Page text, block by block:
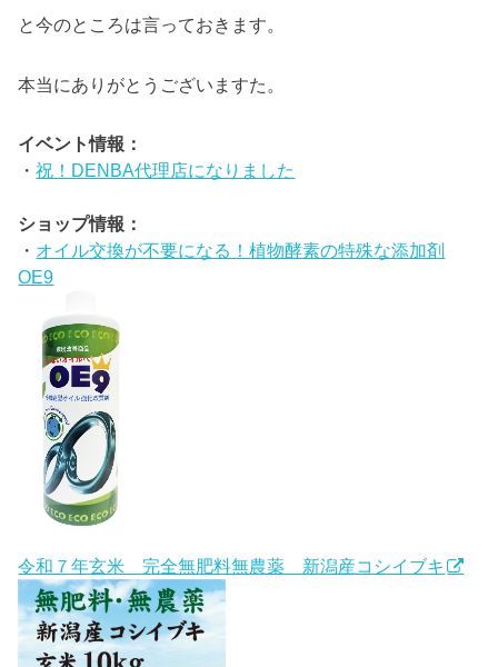
と今のところは言っておきます。
本当にありがとうございますた。
イベント情報：
・祝！DENBA代理店になりました
ショップ情報：
・ オイル交換が不要になる！植物酵素の特殊な添加剤
OE9
令和７年玄米 完全無肥料無農薬 新潟産コシイブキ